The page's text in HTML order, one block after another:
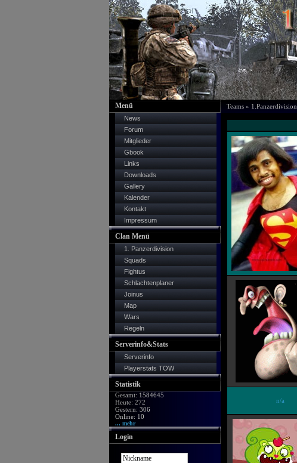
Menü
News
Forum
Mitglieder
Gbook
Links
Downloads
Gallery
Kalender
Kontakt
Impressum
Clan Menü
1. Panzerdivision
Squads
Fightus
Schlachtenplaner
Joinus
Map
Wars
Regeln
Serverinfo&Stats
Serverinfo
Playerstats TOW
Statistik
Gesamt: 1584645
Heute: 272
Gestern: 306
Online: 10
... mehr
Login
Teams » 1.Panzerdivision
n/a